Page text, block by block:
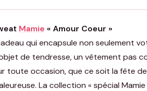
Mamie « Amour Coeur »
qui encapsule non seulement
de tendresse, un vêtement pas
toute occasion, que ce soit la fête
La collection « spécial